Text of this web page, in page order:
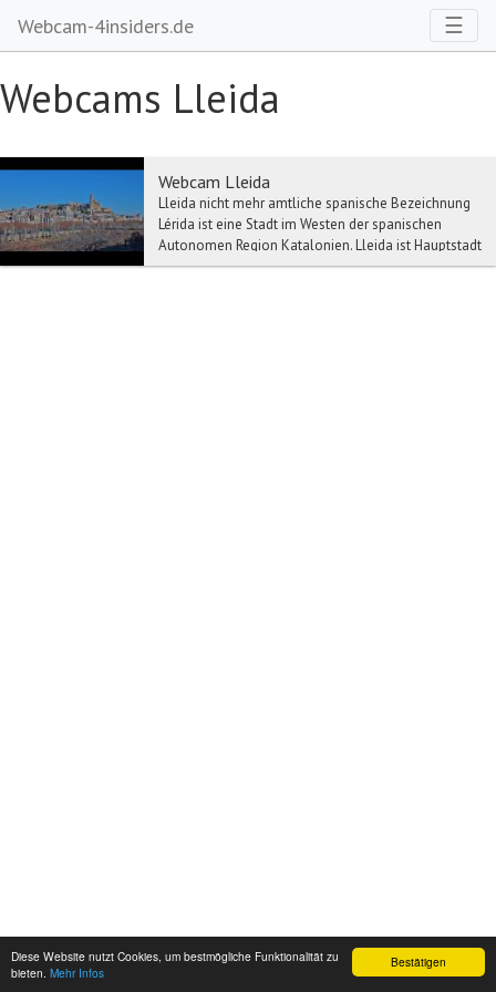
Bestätigen
Diese Website nutzt Cookies, um bestmögliche Funktionalität zu
bieten. Mehr Infos
Webcam-4insiders.de ☰
Webcams Lleida
Webcam Lleida
Lleida nicht mehr amtliche spanische Bezeichnung
Lérida ist eine Stadt im Westen der spanischen
Autonomen Region Katalonien. Lleida ist Hauptstadt
...